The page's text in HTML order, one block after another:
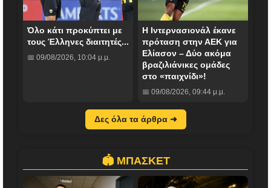
Όλο κάτι προκύπτει με
τους Έλληνες διαιτητές...
📅 09/08/2026, 10:04 μ.μ.
H Ιντερνασιονάλ έκανε
πρόταση στην ΑΕΚ για
Ελίασον – Δύο ακόμα
βραζιλιάνικες ομάδες
στο «παιχνίδι»!
📅 09/08/2026, 09:44 μ.μ.
Δες όλα τα άρθρα ➜
🏟️ ΜΠΑΣΚΕΤ